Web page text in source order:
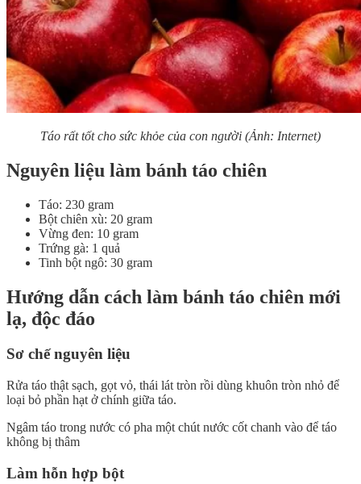
Táo rất tốt cho sức khỏe của con người (Ảnh: Internet)
Nguyên liệu làm bánh táo chiên
Táo: 230 gram
Bột chiên xù: 20 gram
Vừng đen: 10 gram
Trứng gà: 1 quả
Tinh bột ngô: 30 gram
Hướng dẫn cách làm bánh táo chiên mới
lạ, độc đáo
Sơ chế nguyên liệu
Rửa táo thật sạch, gọt vỏ, thái lát tròn rồi dùng khuôn tròn nhỏ để
loại bỏ phần hạt ở chính giữa táo.
Ngâm táo trong nước có pha một chút nước cốt chanh vào để táo
không bị thâm
Làm hỗn hợp bột